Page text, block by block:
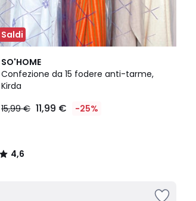
Saldi
SO'HOME
Confezione da 15 fodere anti-tarme,
Kirda
15,99 € 11,99 € -25%
4,6
/ 5
4,6
/